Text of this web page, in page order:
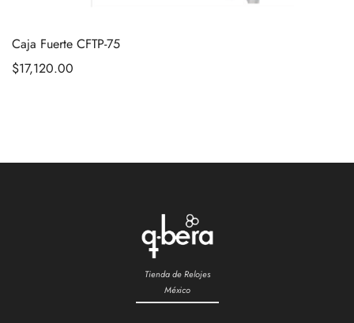
Caja Fuerte CFTP-75
$17,120.00
Tienda de Relojes
México